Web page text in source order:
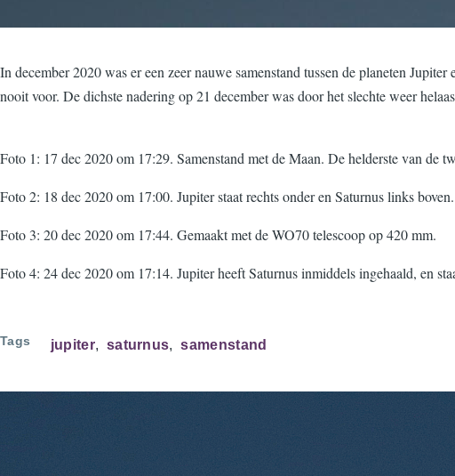
In december 2020 was er een zeer nauwe samenstand tussen de planeten
nooit voor. De dichste nadering op 21 december was door het slechte weer
Foto 1: 17 dec 2020 om 17:29. Samenstand met de Maan. De helderste van de
Foto 2: 18 dec 2020 om 17:00. Jupiter staat rechts onder en Saturnus links
Foto 3: 20 dec 2020 om 17:44. Gemaakt met de WO70 telescoop op 420 mm.
Foto 4: 24 dec 2020 om 17:14. Jupiter heeft Saturnus inmiddels ingehaald, en
Tags jupiter saturnus samenstand